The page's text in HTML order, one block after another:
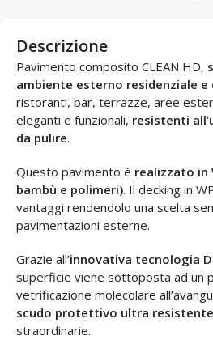
Descrizione
Pavimento composito CLEAN HD,
ambiente esterno residenziale e
ristoranti, bar, terrazze, aree
eleganti e funzionali, resistenti
da pulire.
Questo pavimento è realizzato in
bambù e polimeri). Il decking in
vantaggi rendendolo una scelta
pavimentazioni esterne.
Grazie all’innovativa tecnologia
superficie viene sottoposta ad un
vetrificazione molecolare
scudo protettivo ultra resistente
straordinarie.